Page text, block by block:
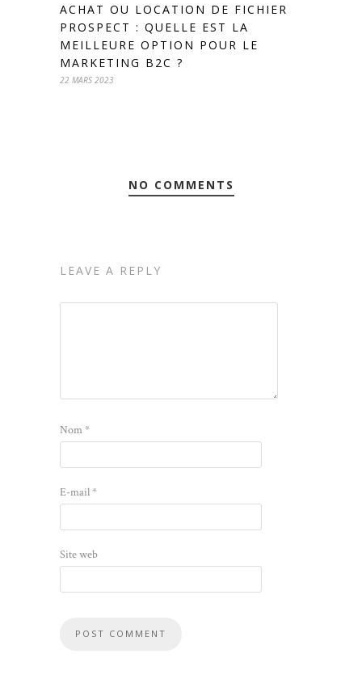
ACHAT OU LOCATION DE FICHIER
PROSPECT : QUELLE EST LA
MEILLEURE OPTION POUR LE
MARKETING B2C ?
22 MARS 2023
NO COMMENTS
LEAVE A REPLY
Nom*
E-mail*
Site web